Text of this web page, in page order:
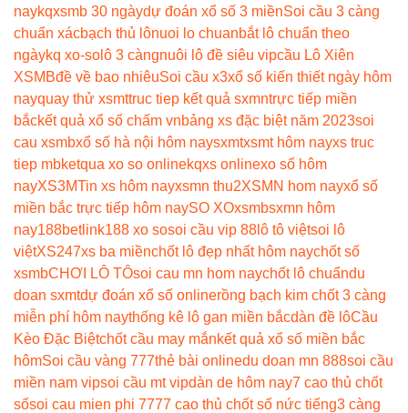
naykqxsmb 30 ngàydự đoán xổ số 3 miềnSoi cầu 3 càng
chuẩn xácbạch thủ lônuoi lo chuanbắt lô chuẩn theo
ngàykq xo-so lô 3 càngnuôi lô đề siêu vipcầu Lô Xiên
XSMBđề về bao nhiêuSoi cầu x3xổ số kiến thiết ngày hôm
nayquay thử xsmttruc tiep kết quả sxmntrực tiếp miền
bắckết quả xổ số chấm vnbảng xs đặc biệt năm 2023soi
cau xsmbxổ số hà nội hôm naysxmtxsmt hôm nayxs truc
tiep mbketqua xo so onlinekqxs onlinexo số hôm
nayXS3MTin xs hôm nayxsmn thu2XSMN hom nayxổ số
miền bắc trực tiếp hôm naySO XOxsmbsxmn hôm
nay188betlink188 xo sosoi cầu vip 88 lô tô việtsoi lô
việtXS247xs ba miềnchốt lô đẹp nhất hôm naychốt số
xsmbCHƠI LÔ TÔsoi cau mn hom naychốt lô chuẩndu
doan sxmtdự đoán xổ số onlinerồng bạch kim chốt 3 càng
miễn phí hôm naythống kê lô gan miền bắcdàn đề lôCầu
Kèo Đặc Biệtchốt cầu may mắnkết quả xổ số miền bắc
hômSoi cầu vàng 777thẻ bài onlinedu doan mn 888soi cầu
miền nam vipsoi cầu mt vipdàn de hôm nay7 cao thủ chốt
sốsoi cau mien phi 7777 cao thủ chốt số nức tiếng3 càng